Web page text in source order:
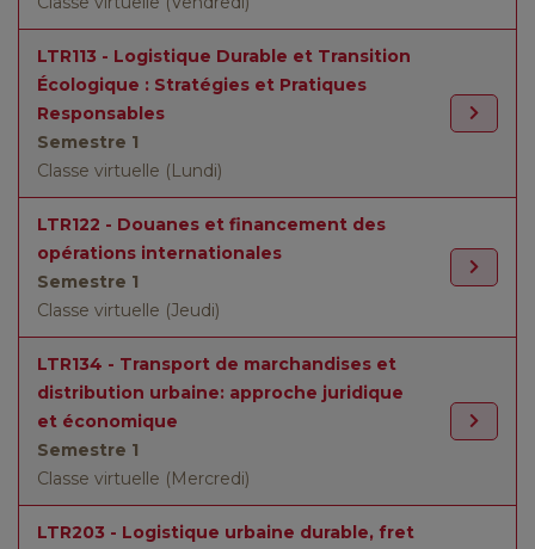
LTR113 - Logistique Durable et Transition
Écologique : Stratégies et Pratiques
Responsables
Semestre 1
Classe virtuelle (Lundi)
LTR122 - Douanes et financement des
opérations internationales
Semestre 1
Classe virtuelle (Jeudi)
LTR134 - Transport de marchandises et
distribution urbaine: approche juridique
et économique
Semestre 1
Classe virtuelle (Mercredi)
LTR203 - Logistique urbaine durable, fret